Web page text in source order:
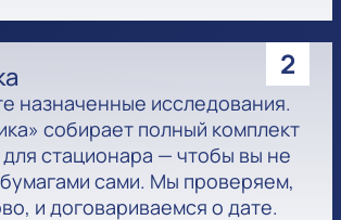
2
назначенные исследования.
собирает полный комплект
стационара — чтобы вы не
сами. Мы проверяем,
и договариваемся о дате.